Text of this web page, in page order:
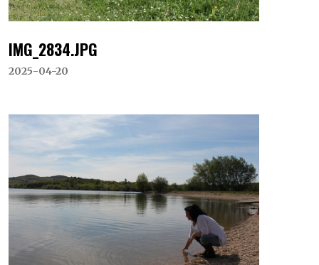
IMG_2834.JPG
2025-04-20